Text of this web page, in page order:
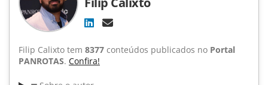
Filip Calixto tem 8377 conteúdos publicados no Portal
PANROTAS. Confira!